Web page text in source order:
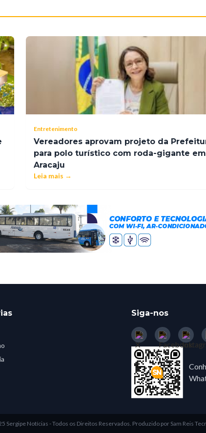
Entretenimento
Vereadores aprovam projeto da
para polo turístico com roda-gigante em
Aracaju
Leia mais →
Siga-nos
Sergipe Notícias - Todos os Direitos Reservados. Produzido por Sam Reis